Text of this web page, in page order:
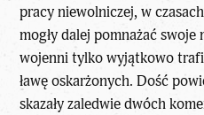
pracy niewolniczej, w
mogły dalej pomnażać
wojenni tylko wyjątkowo
ławę oskarżonych. Dość
skazały zaledwie dwóch